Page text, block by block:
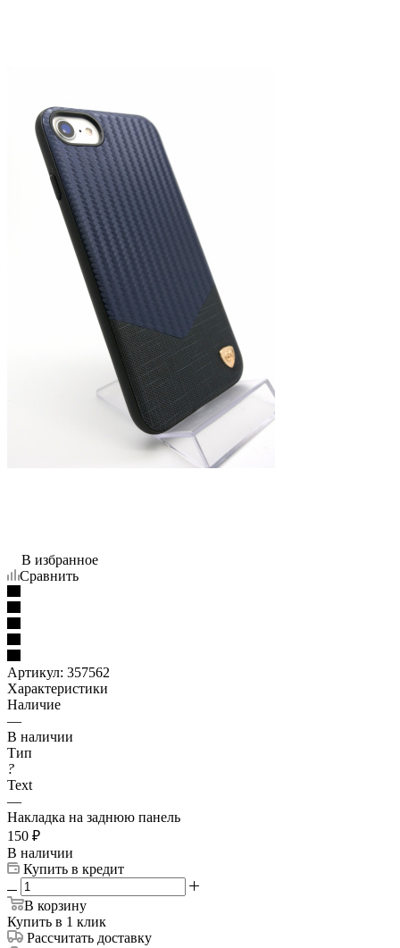
В избранное
Сравнить
Артикул: 357562
Характеристики
Наличие
—
В наличии
Тип
?
Text
—
Накладка на заднюю панель
150 ₽
В наличии
Купить в кредит
В корзину
Купить в 1 клик
Рассчитать доставку